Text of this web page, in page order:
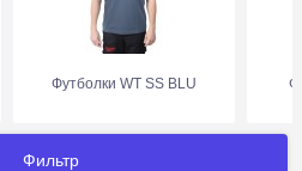
Футболки WT SS BLU
Фильтр